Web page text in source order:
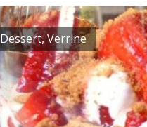
Dessert, Verrine